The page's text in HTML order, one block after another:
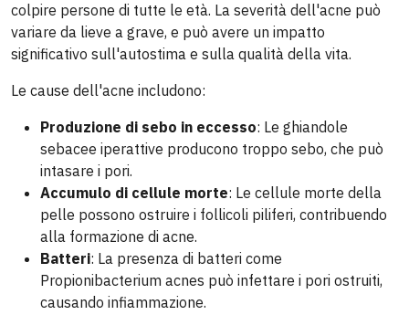
colpire persone di tutte le età. La severità dell'acne può
variare da lieve a grave, e può avere un impatto
significativo sull'autostima e sulla qualità della vita.
Le cause dell'acne includono:
Produzione di sebo in eccesso: Le ghiandole
sebacee iperattive producono troppo sebo, che può
intasare i pori.
Accumulo di cellule morte: Le cellule morte della
pelle possono ostruire i follicoli piliferi, contribuendo
alla formazione di acne.
Batteri: La presenza di batteri come
Propionibacterium acnes può infettare i pori ostruiti,
causando infiammazione.